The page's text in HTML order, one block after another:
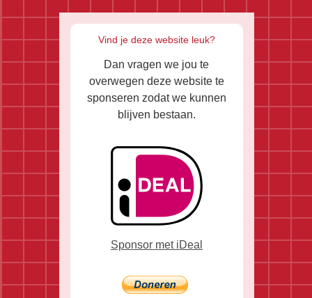
Vind je deze website leuk?
Dan vragen we jou te
overwegen deze website te
sponseren zodat we kunnen
blijven bestaan.
Sponsor met iDeal